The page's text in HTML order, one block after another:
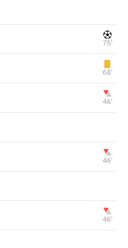
75‎’‎
68‎’‎
46‎’‎
46‎’‎
46‎’‎